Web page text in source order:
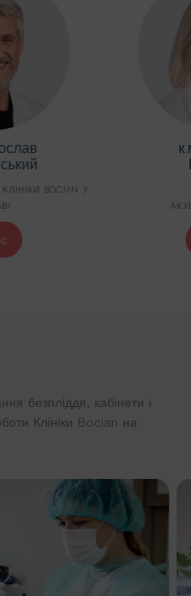
BOCIAN У
безпліддя, кабінети і
Клініки Bocian на